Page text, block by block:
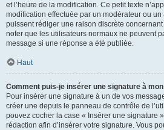
et l’heure de la modification. Ce petit texte
modification effectuée par un modérateur ou un
puissent rédiger une raison discrète
noter que les utilisateurs normaux ne peuvent
message si une réponse a été publiée.
Haut
Comment puis-je insérer une signature à
Pour insérer une signature à un de vos
créer une depuis le panneau de contrôle de
pouvez cocher la case « Insérer une signature
rédaction afin d’insérer votre signature. Vous